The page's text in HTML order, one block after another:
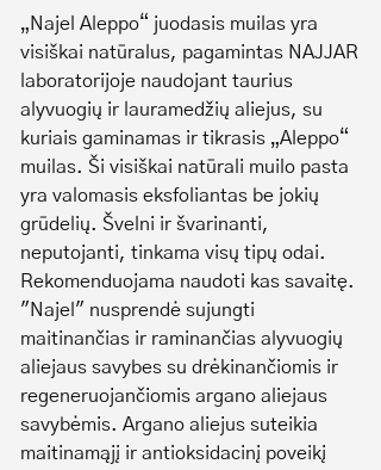
„Najel Aleppo“ juodasis muilas yra
visiškai natūralus, pagamintas NAJJAR
laboratorijoje naudojant taurius
alyvuogių ir lauramedžių aliejus, su
kuriais gaminamas ir tikrasis „Aleppo“
muilas. Ši visiškai natūrali muilo pasta
yra valomasis eksfoliantas be jokių
grūdelių. Švelni ir švarinanti,
neputojanti, tinkama visų tipų odai.
Rekomenduojama naudoti kas savaitę.
"Najel" nusprendė sujungti
maitinančias ir raminančias alyvuogių
aliejaus savybes su drėkinančiomis ir
regeneruojančiomis argano aliejaus
savybėmis. Argano aliejus suteikia
maitinamąjį ir antioksidacinį poveikį